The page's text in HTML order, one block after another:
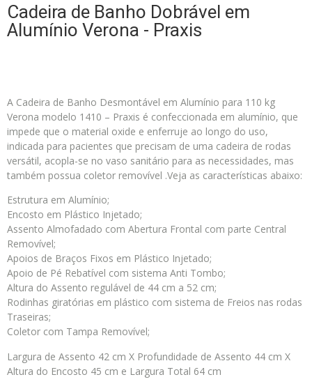
Cadeira de Banho Dobrável em
Alumínio Verona - Praxis
A Cadeira de Banho Desmontável em Alumínio para 110 kg
Verona modelo 1410 – Praxis é confeccionada em alumínio, que
impede que o material oxide e enferruje ao longo do uso,
indicada para pacientes que precisam de uma cadeira de rodas
versátil, acopla-se no vaso sanitário para as necessidades, mas
também possua coletor removível .Veja as características abaixo:
Estrutura em Alumínio;
Encosto em Plástico Injetado;
Assento Almofadado com Abertura Frontal com parte Central
Removível;
Apoios de Braços Fixos em Plástico Injetado;
Apoio de Pé Rebatível com sistema Anti Tombo;
Altura do Assento regulável de 44 cm a 52 cm;
Rodinhas giratórias em plástico com sistema de Freios nas rodas
Traseiras;
Coletor com Tampa Removível;
Largura de Assento 42 cm X Profundidade de Assento 44 cm X
Altura do Encosto 45 cm e Largura Total 64 cm